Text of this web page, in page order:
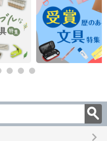
keyboard_arrow_right